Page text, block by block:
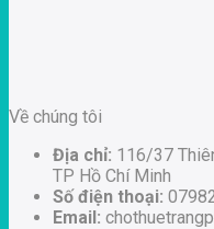
Về chúng tôi
Địa chỉ: 116/37
TP Hồ Chí Minh
Số điện thoại:
Email: